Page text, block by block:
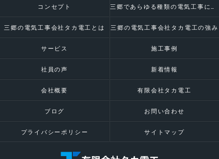
コンセプト
三郷の電気工事会社タカ電工とは 三郷の電気工事会社タカ電工の強み
サービス 施工事例
社員の声 新着情報
会社概要 有限会社タカ電工
ブログ お問い合わせ
プライバシーポリシー サイトマップ